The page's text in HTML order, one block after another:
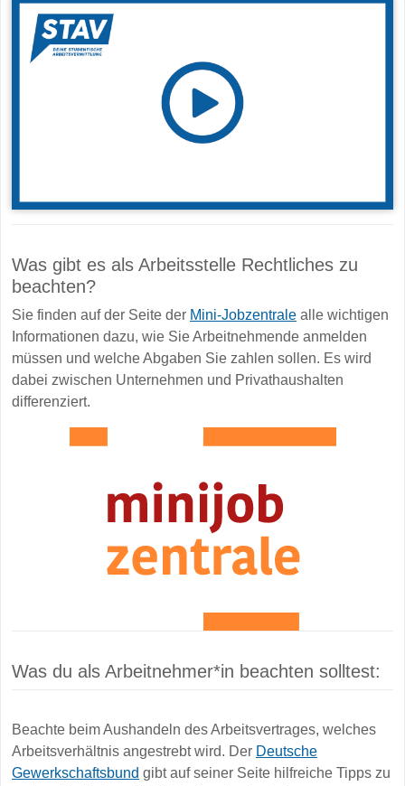
Was gibt es als Arbeitsstelle Rechtliches zu
beachten?
Sie finden auf der Seite der Mini-Jobzentrale alle wichtigen
Informationen dazu, wie Sie Arbeitnehmende anmelden
müssen und welche Abgaben Sie zahlen sollen. Es wird
dabei zwischen Unternehmen und Privathaushalten
differenziert.
Was du als Arbeitnehmer*in beachten solltest:
Beachte beim Aushandeln des Arbeitsvertrages, welches
Arbeitsverhältnis angestrebt wird. Der Deutsche
Gewerkschaftsbund gibt auf seiner Seite hilfreiche Tipps zu